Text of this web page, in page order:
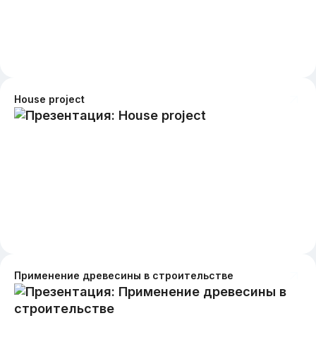
House project
Применение древесины в строительстве